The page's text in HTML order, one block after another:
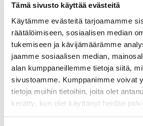
Tämä sivusto käyttää evästeitä
Käytämme evästeitä tarjoamamme
räätälöimiseen, sosiaalisen median
tukemiseen ja kävijämäärämme
jaamme sosiaalisen median,
alan kumppaneillemme tietoja siitä,
sivustoamme. Kumppanimme voivat
tietoja muihin tietoihin, joita olet
kerätty, kun olet käyttänyt heidän
AMMATTILAISET
Keimola Golf järjestää 19.6.2023
yksipäiväisen ammatilaiskisan Saras
kisassa jaetaan 10 000 euroa.
parhaalle pelaajalle. Miehet ja naiset
sarjassa.
KILPAILUN IDEA